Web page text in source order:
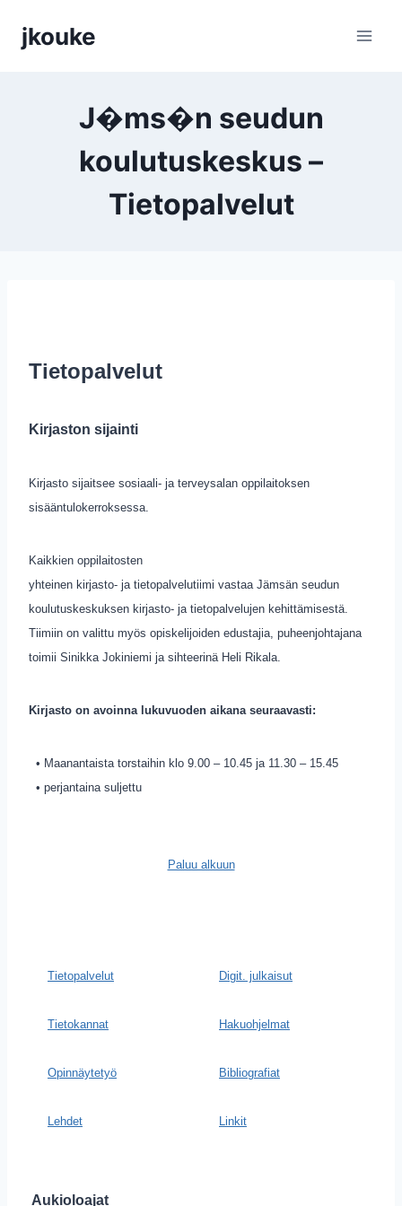
sisältöön
jkouke
J�ms�n seudun
koulutuskeskus –
Tietopalvelut
Tietopalvelut
Kirjaston sijainti
Kirjasto sijaitsee sosiaali- ja terveysalan oppilaitoksen
sisääntulokerroksessa.
Kaikkien oppilaitosten
yhteinen kirjasto- ja tietopalvelutiimi vastaa Jämsän seudun
koulutuskeskuksen kirjasto- ja tietopalvelujen kehittämisestä.
Tiimiin on valittu myös opiskelijoiden edustajia, puheenjohtajana
toimii Sinikka Jokiniemi ja sihteerinä Heli Rikala.
Kirjasto on avoinna lukuvuoden aikana seuraavasti:
• Maanantaista torstaihin klo 9.00 – 10.45 ja 11.30 – 15.45
• perjantaina suljettu
Paluu alkuun
Tietopalvelut Digit. julkaisut
Tietokannat Hakuohjelmat
Opinnäytetyö Bibliografiat
Lehdet Linkit
Aukioloajat